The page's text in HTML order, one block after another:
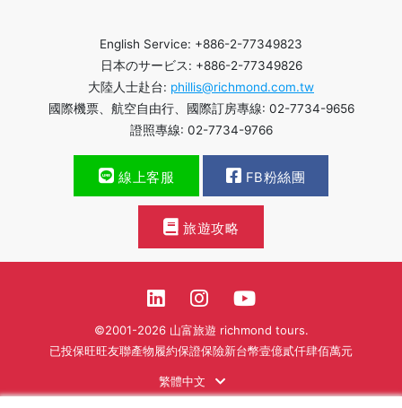
English Service: +886-2-77349823
日本のサービス: +886-2-77349826
大陸人士赴台: phillis@richmond.com.tw
國際機票、航空自由行、國際訂房專線: 02-7734-9656
證照專線: 02-7734-9766
線上客服 FB粉絲團
旅遊攻略
©2001-2026 山富旅遊 richmond tours.
已投保旺旺友聯產物履約保證保險新台幣壹億貳仟肆佰萬元
繁體中文